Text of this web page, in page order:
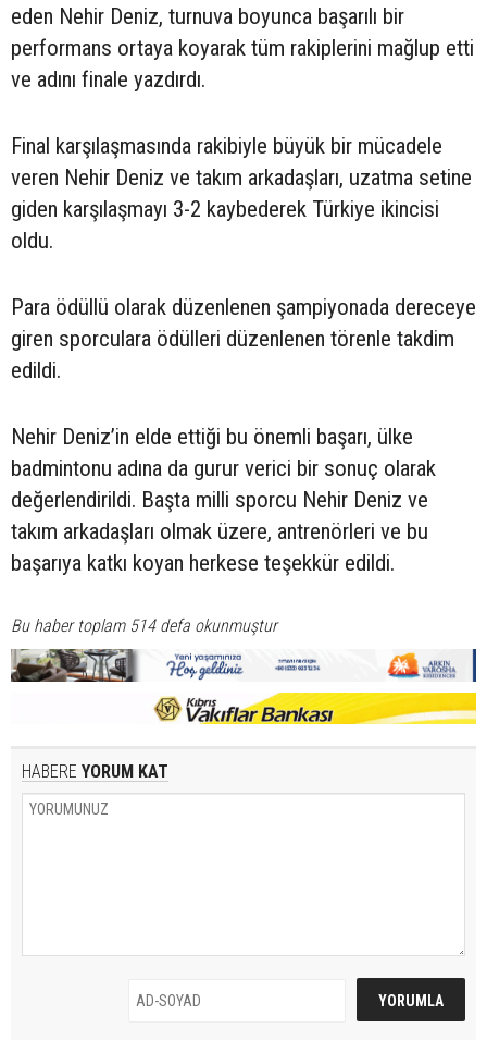
eden Nehir Deniz, turnuva boyunca başarılı bir
performans ortaya koyarak tüm rakiplerini mağlup etti
ve adını finale yazdırdı.
Final karşılaşmasında rakibiyle büyük bir mücadele
veren Nehir Deniz ve takım arkadaşları, uzatma setine
giden karşılaşmayı 3-2 kaybederek Türkiye ikincisi
oldu.
Para ödüllü olarak düzenlenen şampiyonada dereceye
giren sporculara ödülleri düzenlenen törenle takdim
edildi.
Nehir Deniz’in elde ettiği bu önemli başarı, ülke
badmintonu adına da gurur verici bir sonuç olarak
değerlendirildi. Başta milli sporcu Nehir Deniz ve
takım arkadaşları olmak üzere, antrenörleri ve bu
başarıya katkı koyan herkese teşekkür edildi.
Bu haber toplam 514 defa okunmuştur
HABERE YORUM KAT